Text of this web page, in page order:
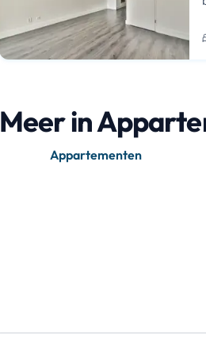
Meer in
Appartementen